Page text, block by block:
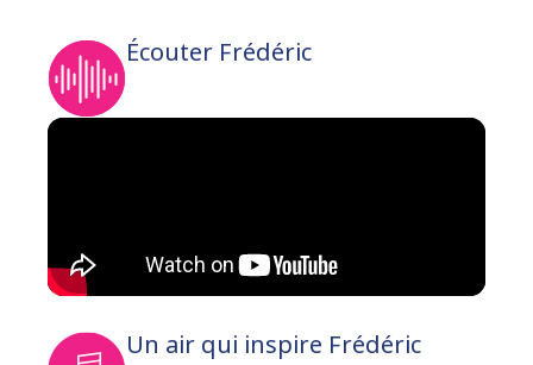
Écouter Frédéric
Un air qui inspire Frédéric